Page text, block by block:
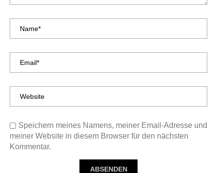
Speichern meines Namens, meiner Email-Adresse und
meiner Website in diesem Browser für den nächsten
Kommentar.